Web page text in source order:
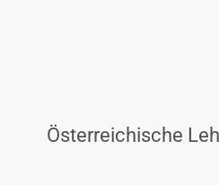
Österreichische